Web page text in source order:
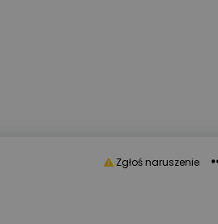
Zgłoś naruszenie